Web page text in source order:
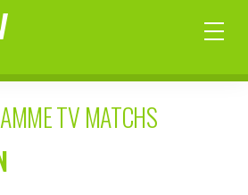
TV MATCHS